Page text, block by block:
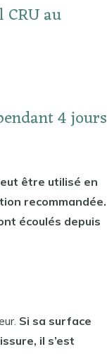
au
4 jours
être utilisé en
recommandée.
écoulés depuis
Si sa surface
il s’est